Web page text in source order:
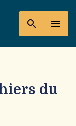
search menu
du